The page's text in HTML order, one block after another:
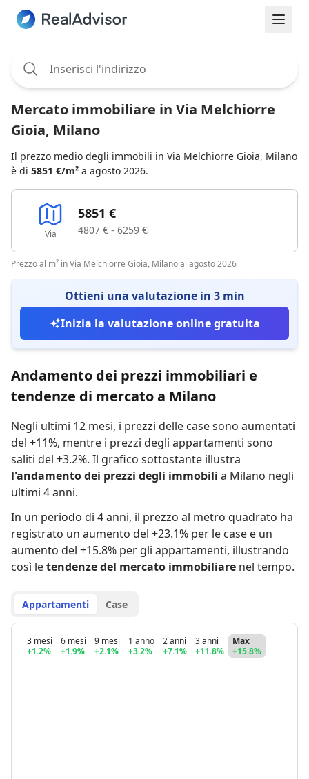
Mercato immobiliare in Via Melchiorre
Gioia, Milano
Il prezzo medio degli immobili in Via Melchiorre Gioia, Milano
è di 5851 €/m² a agosto 2026.
Via
5851 €
4807 € - 6259 €
Prezzo al m² in Via Melchiorre Gioia, Milano al agosto 2026
Ottieni una valutazione in 3 min
Inizia la valutazione online gratuita
Andamento dei prezzi immobiliari e
tendenze di mercato a Milano
Negli ultimi 12 mesi, i prezzi delle case sono aumentati
del +11%, mentre i prezzi degli appartamenti sono
saliti del +3.2%. Il grafico sottostante illustra
l'andamento dei prezzi degli immobili a Milano negli
ultimi 4 anni.
In un periodo di 4 anni, il prezzo al metro quadrato ha
registrato un aumento del +23.1% per le case e un
aumento del +15.8% per gli appartamenti, illustrando
così letendenze del mercato immobiliare nel tempo.
Appartamenti Case
3 mesi
+1.2%
6 mesi
+1.9%
9 mesi
+2.1%
1 anno
+3.2%
2 anni
+7.1%
3 anni
+11.8%
Max
+15.8%